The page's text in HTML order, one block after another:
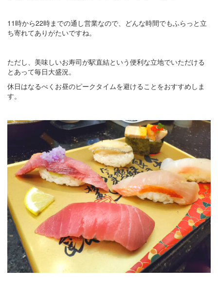
11時から22時までの通し営業なので、どんな時間でもふらっと立
ち寄れてありがたいですね。
ただし、美味しいお寿司が駅直結という便利な立地でいただける
とあって毎日大盛況。
休日はなるべくお昼のピークタイムを避けることをおすすめしま
す。